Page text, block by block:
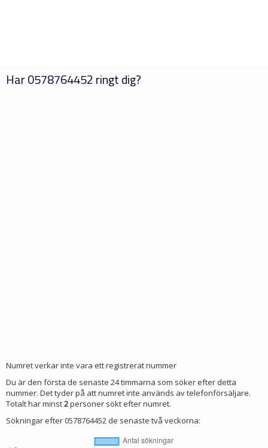
Har0578764452 ringt dig?
Numret verkar inte vara ett registrerat nummer
Du är den första de senaste 24 timmarna som söker efter detta
nummer. Det tyder på att numret inte används av telefonförsäljare.
Totalt har minst2personer sökt efter numret.
Sökningar efter 0578764452 de senaste två veckorna: